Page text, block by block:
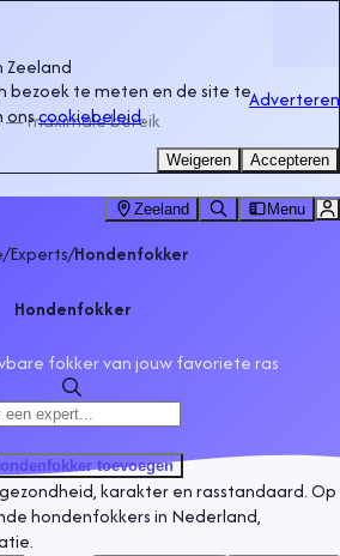
Zeeland
— maximale bereik
Adverteren
Zeeland Menu
/Experts/Hondenfokker
Hondenfokker
fokker van jouw favoriete ras
toevoegen
karakter en rasstandaard. Op
hondenfokkers in Nederland,
bezoek te meten en de site te
onscookiebeleid.
Weigeren Accepteren